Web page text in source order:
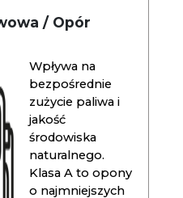
/ Opór
Wpływa na
bezpośrednie
zużycie paliwa i
jakość
środowiska
naturalnego.
Klasa A to opony
o najmniejszych